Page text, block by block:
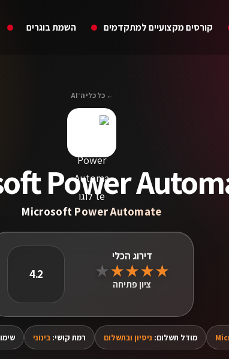
קורסים מקצועיים למתקדמים השמת בוגרים
← כל כלי ה־AI
Power
Microsoft Power Automate
4.2 ★
★
★
★
★
ציון פתיחה
מודל תשלום: ניסיון ובתשלום רמת קושי:בינוני